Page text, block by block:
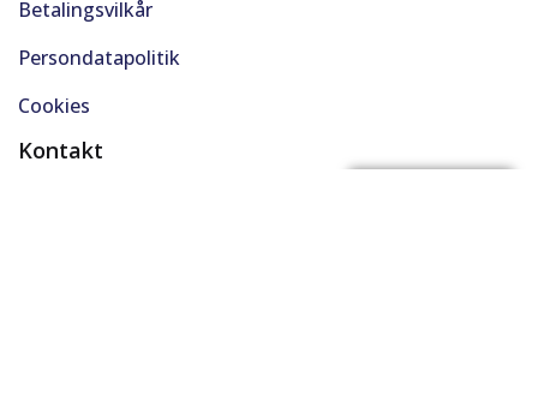
Betalingsvilkår
Persondatapolitik
Cookies
Kontakt